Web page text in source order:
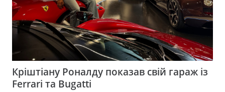
Кріштіану Роналду показав свій гараж із
Ferrari та Bugatti